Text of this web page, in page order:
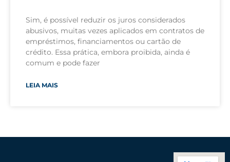
Sim, é possível reduzir os juros considerados
abusivos, muitas vezes aplicados em contratos de
empréstimos, financiamentos ou cartão de
crédito. Essa prática, embora proibida, ainda é
comum e pode fazer
LEIA MAIS